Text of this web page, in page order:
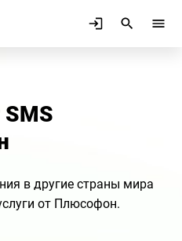
в другие страны мира
от Плюсофон.